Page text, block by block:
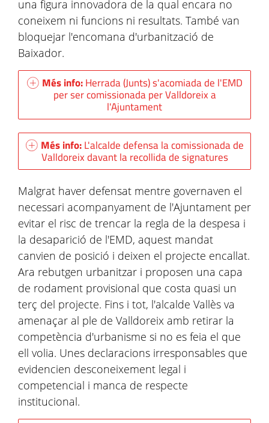
una figura innovadora de la qual encara no
coneixem ni funcions ni resultats. També van
bloquejar l'encomana d'urbanització de
Baixador.
Més info:Herrada (Junts) s'acomiada de l'EMD
per ser comissionada per Valldoreix a
l'Ajuntament
Més info:L'alcalde defensa la comissionada de
Valldoreix davant la recollida de signatures
Malgrat haver defensat mentre governaven el
necessari acompanyament de l'Ajuntament per
evitar el risc de trencar la regla de la despesa i
la desaparició de l'EMD, aquest mandat
canvien de posició i deixen el projecte encallat.
Ara rebutgen urbanitzar i proposen una capa
de rodament provisional que costa quasi un
terç del projecte. Fins i tot, l'alcalde Vallès va
amenaçar al ple de Valldoreix amb retirar la
competència d'urbanisme si no es feia el que
ell volia. Unes declaracions irresponsables que
evidencien desconeixement legal i
competencial i manca de respecte
institucional.